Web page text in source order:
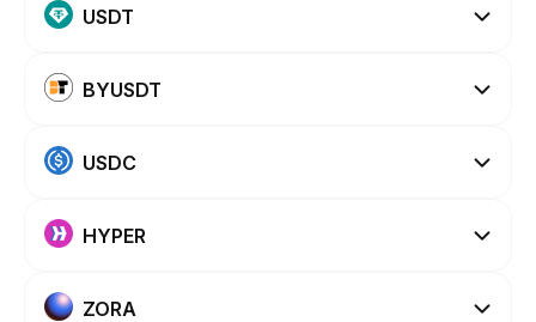
USDT
BYUSDT
USDC
HYPER
ZORA